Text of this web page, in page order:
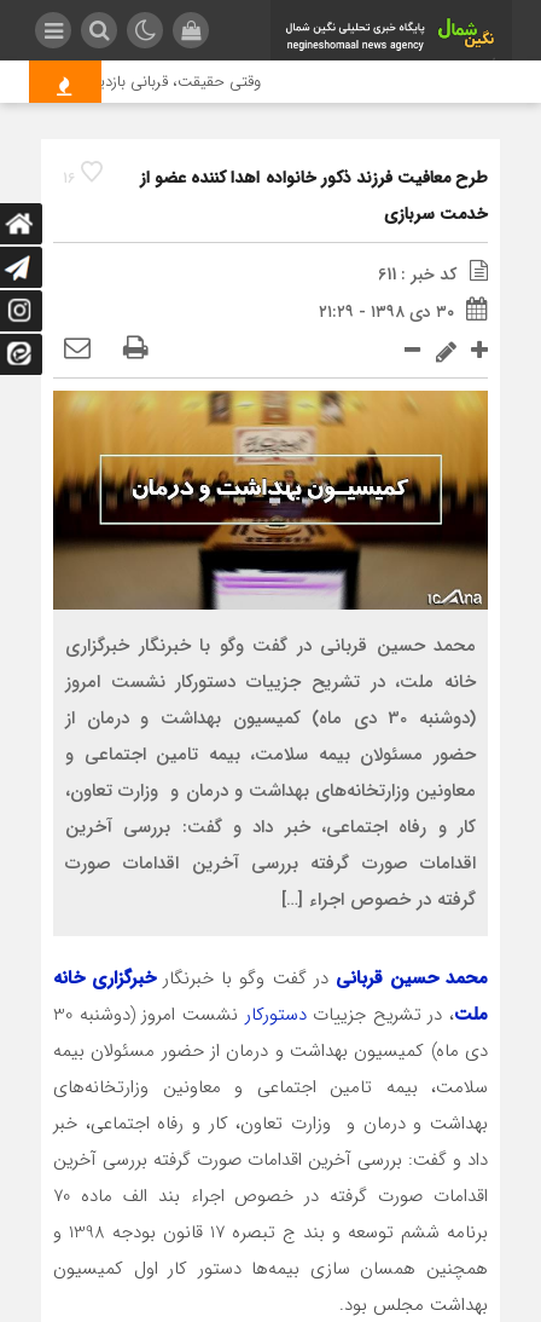
وقتی حقیقت، قربانی بازدید بیشتر می
16
طرح معافیت فرزند ذکور خانواده‌ اهدا کننده عضو از
خدمت سربازی
کد خبر : 611
۳۰ دی ۱۳۹۸ - ۲۱:۲۹
محمد حسین قربانی در گفت ‌وگو با خبرنگار خبرگزاری
خانه ملت، در تشریح جزییات دستورکار نشست امروز
(دوشنبه 30 دی ماه) کمیسیون بهداشت و درمان از
حضور مسئولان بیمه سلامت، بیمه تامین اجتماعی و
معاونین وزارتخانه‌های بهداشت و درمان و وزارت تعاون،
کار و رفاه اجتماعی، خبر داد و گفت: بررسی آخرین
اقدامات صورت گرفته بررسی آخرین اقدامات صورت
گرفته در خصوص اجراء […]
محمد حسین قربانی در گفت ‌وگو با خبرنگارخبرگزاری خانه
ملت، در تشریح جزییات دستورکار
نشست امروز (دوشنبه 30
دی ماه) کمیسیون بهداشت و درمان از حضور مسئولان بیمه
سلامت، بیمه تامین اجتماعی و معاونین وزارتخانه‌های
بهداشت و درمان و وزارت تعاون، کار و رفاه اجتماعی، خبر
داد و گفت: بررسی آخرین اقدامات صورت گرفته بررسی آخرین
اقدامات صورت گرفته در خصوص اجراء بند الف ماده 70
برنامه ششم توسعه و بند ج تبصره 17 قانون بودجه 1398 و
همچنین همسان سازی بیمه‌ها دستور کار اول کمیسیون
بهداشت مجلس بود.